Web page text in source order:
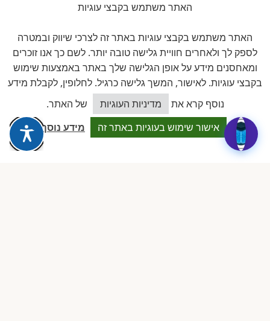
הפרטיים
כל תרומה מסייעת לנו להמשיך לעמוד מול הרגולציה, להקים
השתלמויות, ולתמוך בבעלי מעונות חדשים.
תרומה חד-פעמית תרומה חודשית
האתר משתמש בקבצי עוגיות
האתר משתמש בקבצי עוגיות באתר זה לצרכי שיווק ובמטרה
לספק לך ולאחרים חוויית גלישה טובה יותר. לשם כך אנו זוכרים
ומאחסנים מידע על אופן הגלישה שלך באתר באמצעות שימוש
בקבצי עוגיות. לאישור, המשך גלישה כרגיל. לחלופין, לקבלת מידע
נוסף קרא את
מדיניות העוגיות
של האתר.
אישור שימוש בעוגיות באתר זה
מידע נוסף